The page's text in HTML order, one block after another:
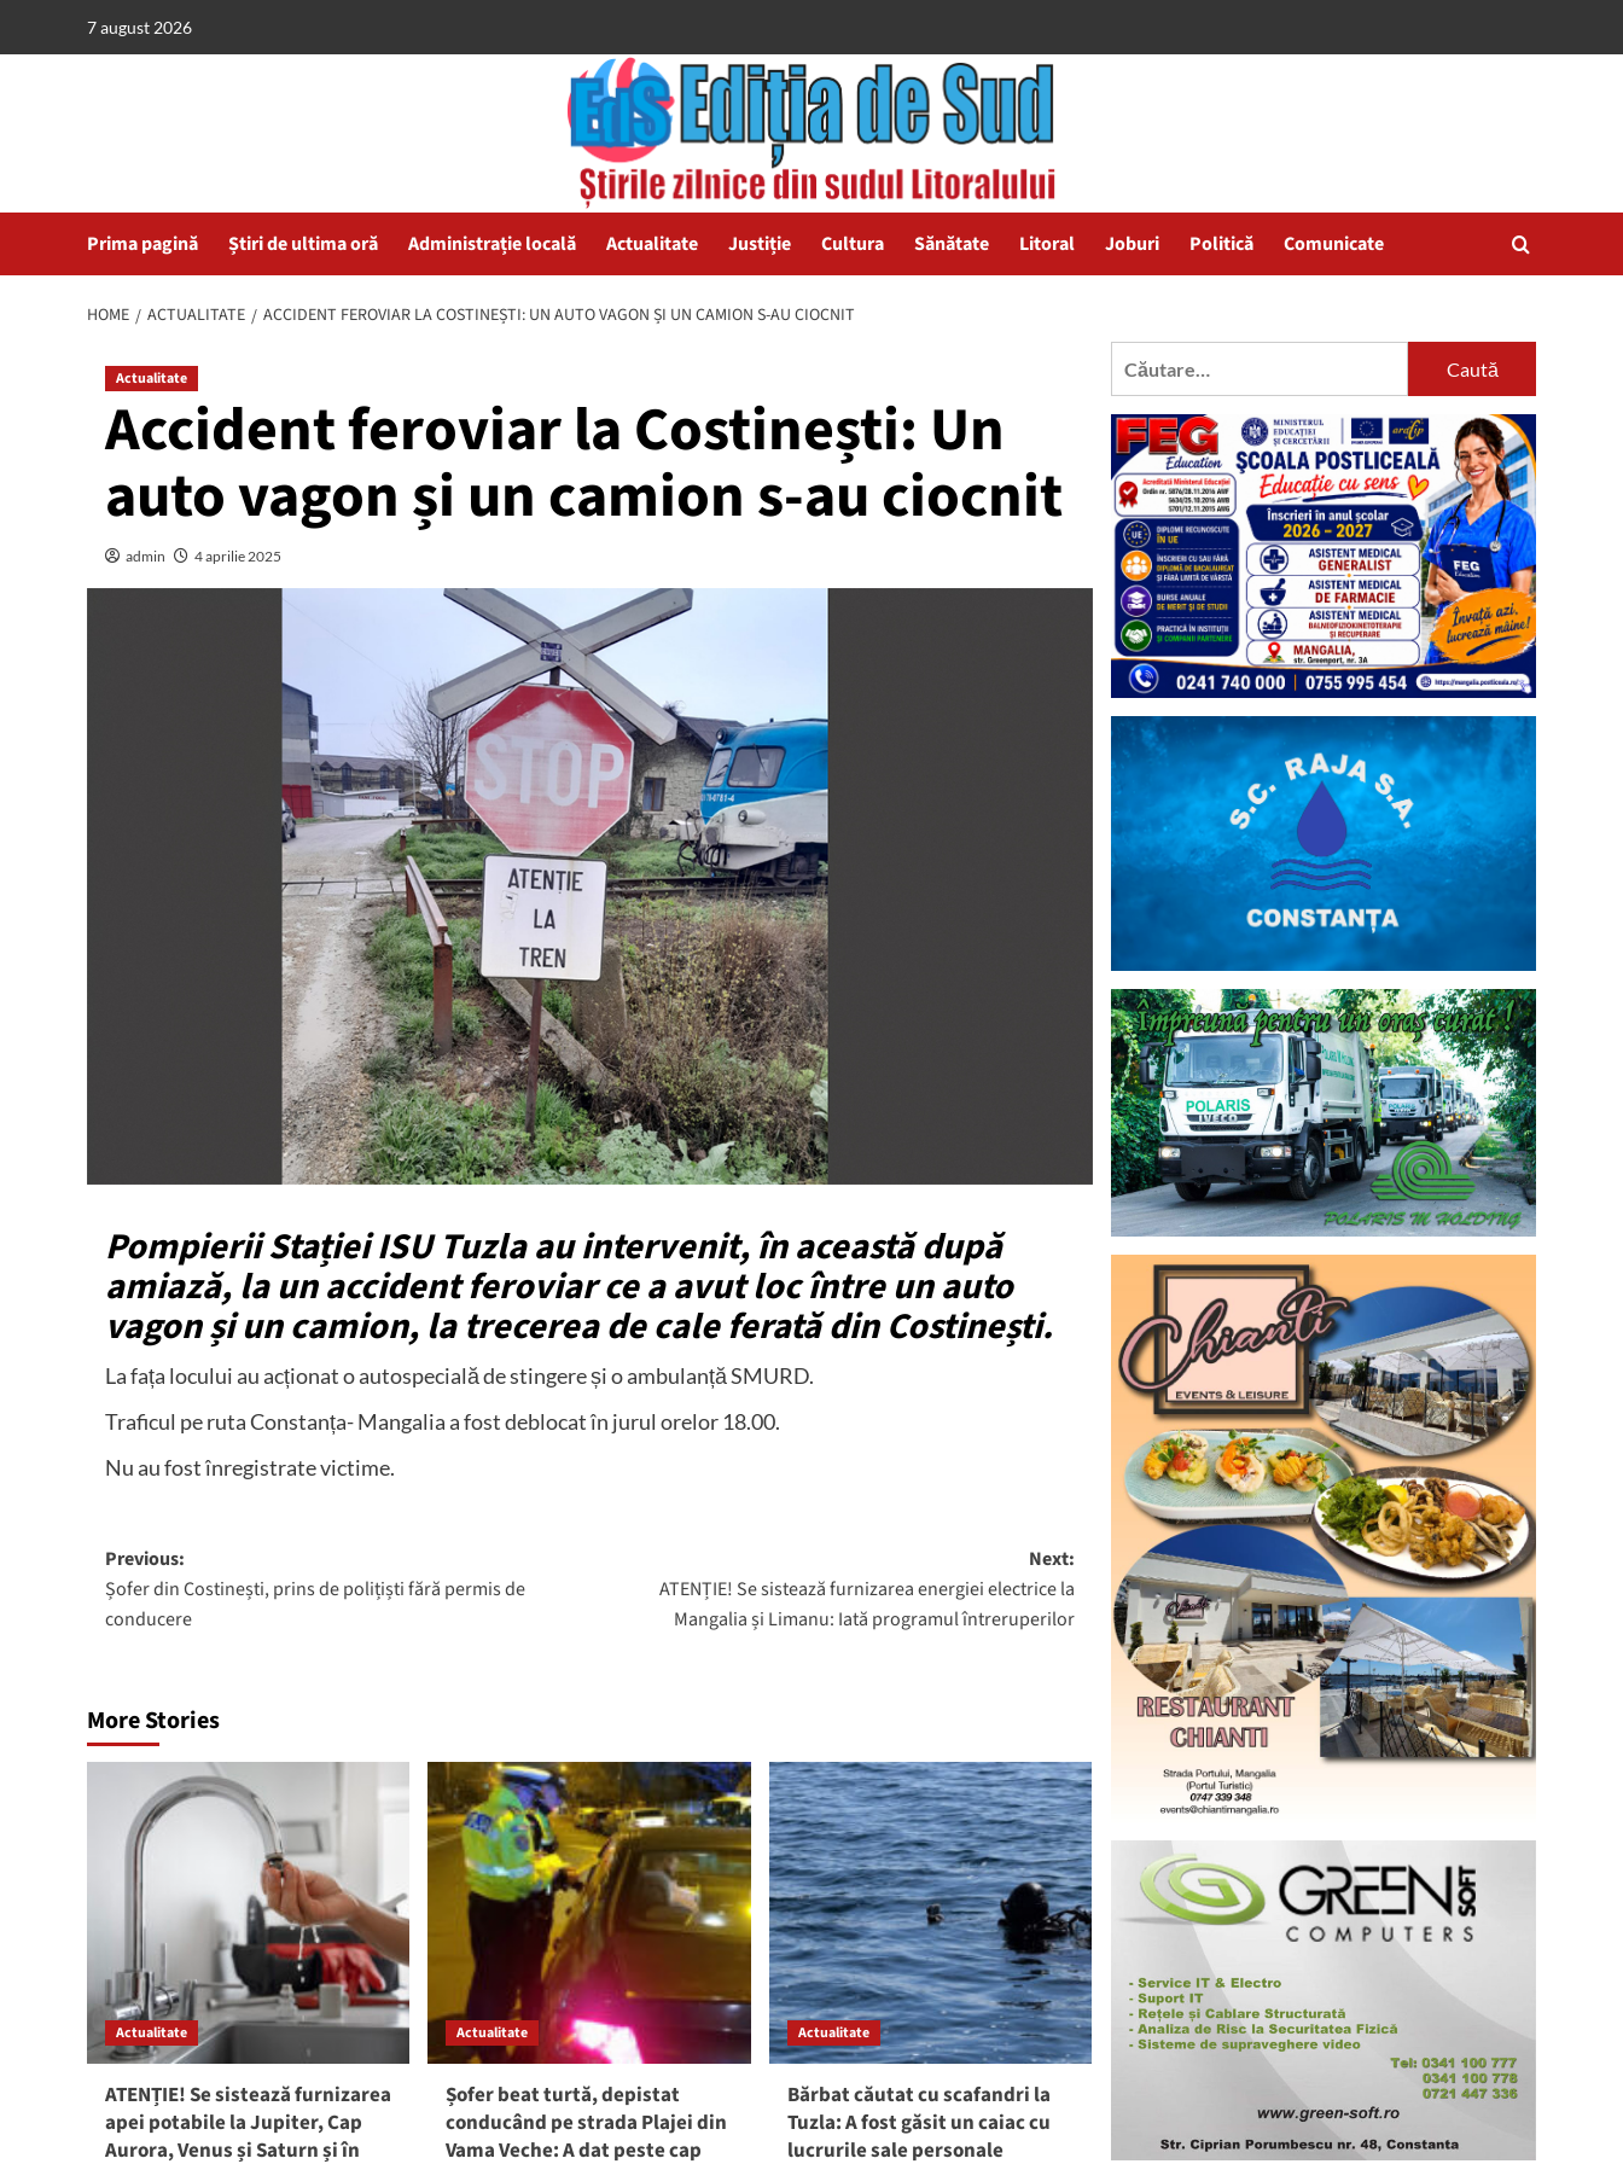
7 august 2026
Prima pagină Știri de ultima oră Administrație locală Actualitate Justiție Cultura Sănătate Litoral Joburi Politică Comunicate
HOME ACTUALITATE ACCIDENT FEROVIAR LA COSTINEȘTI: UN AUTO VAGON ȘI UN CAMION S-AU CIOCNIT
Actualitate
Accident feroviar la Costinești: Un
auto vagon și un camion s-au ciocnit
admin 4 aprilie 2025
Pompierii Stației ISU Tuzla au intervenit, în această după
amiază, la un accident feroviar ce a avut loc între un auto
vagon și un camion, la trecerea de cale ferată din Costinești.
La fața locului au acționat o autospecială de stingere și o ambulanță SMURD.
Traficul pe ruta Constanța- Mangalia a fost deblocat în jurul orelor 18.00.
Nu au fost înregistrate victime.
Post
navigation
Previous:
Șofer din Costinești, prins de polițiști fără permis de
conducere
Next:
ATENȚIE! Se sistează furnizarea energiei electrice la
Mangalia și Limanu: Iată programul întreruperilor
More Stories
Actualitate
ATENȚIE! Se sistează furnizarea
apei potabile la Jupiter, Cap
Aurora, Venus și Saturn și în
Actualitate
Șofer beat turtă, depistat
conducând pe strada Plajei din
Vama Veche: A dat peste cap
Actualitate
Bărbat căutat cu scafandri la
Tuzla: A fost găsit un caiac cu
lucrurile sale personale
Caută